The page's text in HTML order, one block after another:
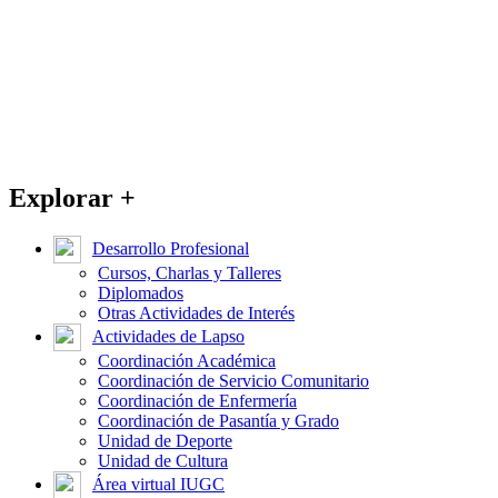
Explorar +
Desarrollo Profesional
Cursos, Charlas y Talleres
Diplomados
Otras Actividades de Interés
Actividades de Lapso
Coordinación Académica
Coordinación de Servicio Comunitario
Coordinación de Enfermería
Coordinación de Pasantía y Grado
Unidad de Deporte
Unidad de Cultura
Área virtual IUGC